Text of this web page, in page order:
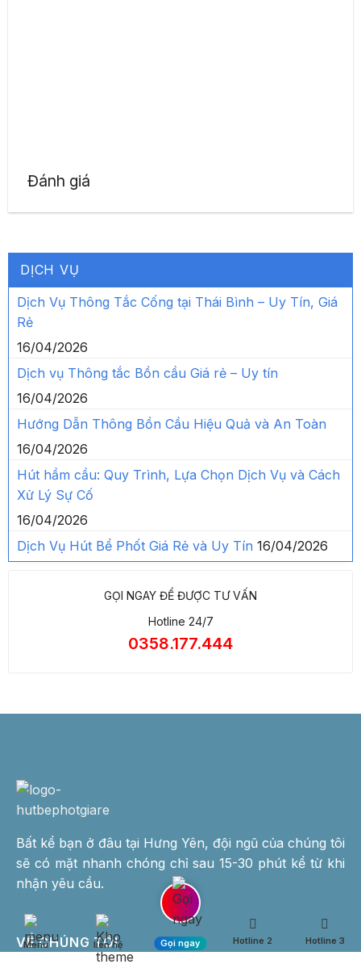
Đánh giá
DỊCH VỤ
Dịch Vụ Thông Tắc Cống tại Thái Bình – Uy Tín, Giá
Rẻ
16/04/2026
Dịch vụ Thông tắc Bồn cầu Giá rẻ – Uy tín
16/04/2026
Hướng Dẫn Thông Bồn Cầu Hiệu Quả và An Toàn
16/04/2026
Hút hầm cầu: Quy Trình, Lựa Chọn Dịch Vụ và Cách
Xử Lý Sự Cố
16/04/2026
Dịch Vụ Hút Bể Phốt Giá Rẻ và Uy Tín 16/04/2026
GỌI NGAY ĐỂ ĐƯỢC TƯ VẤN
Hotline 24/7
0358.177.444
Bất kể bạn ở đâu tại Hưng Yên, đội ngũ của chúng tôi
sẽ có mặt nhanh chóng chỉ sau 15-30 phút kể từ khi
nhận yêu cầu.
VỀ CHÚNG TÔI
Menu liên hệ Gọi ngay Hotline 2 Hotline 3